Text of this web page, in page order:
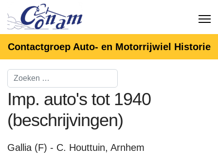
Contactgroep Auto- en Motorrijwiel Historie
Imp. auto's tot 1940
(beschrijvingen)
Gallia (F) - C. Houttuin, Arnhem